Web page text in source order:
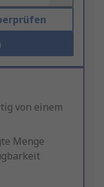
von einem
Menge